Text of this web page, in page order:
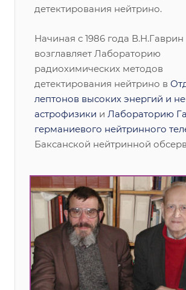
детектирования нейтрино.
Начиная с 1986 года В.Н.Гаврин
возглавляет Лабораторию
радиохимических методов
детектирования нейтрино в
лептонов высоких энергий и
астрофизики и Лабораторию
германиевого нейтринного
Баксанской нейтринной